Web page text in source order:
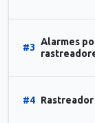
#3
Alarmes
#4